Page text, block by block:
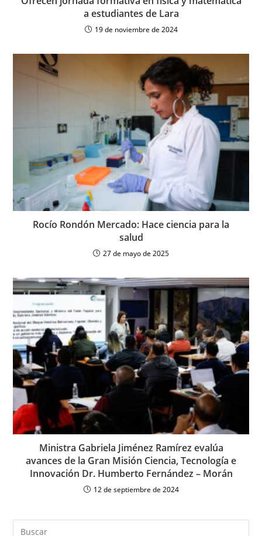
a estudiantes de Lara
19 de noviembre de 2024
Rocío Rondón Mercado: Hace ciencia para la
salud
27 de mayo de 2025
Ministra Gabriela Jiménez Ramírez evalúa
avances de la Gran Misión Ciencia, Tecnología e
Innovación Dr. Humberto Fernández – Morán
12 de septiembre de 2024